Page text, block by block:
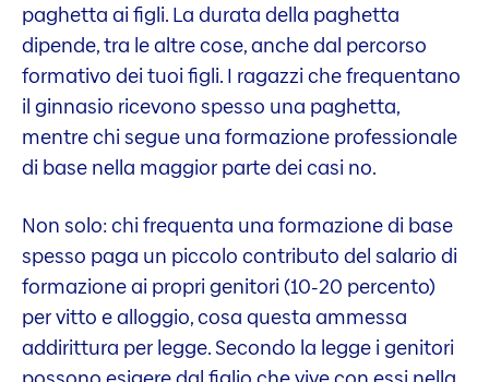
paghetta ai figli. La durata della paghetta
dipende, tra le altre cose, anche dal percorso
formativo dei tuoi figli. I ragazzi che frequentano
il ginnasio ricevono spesso una paghetta,
mentre chi segue una formazione professionale
di base nella maggior parte dei casi no.
Non solo: chi frequenta una formazione di base
spesso paga un piccolo contributo del salario di
formazione ai propri genitori (10-20 percento)
per vitto e alloggio, cosa questa ammessa
addirittura per legge. Secondo la legge i genitori